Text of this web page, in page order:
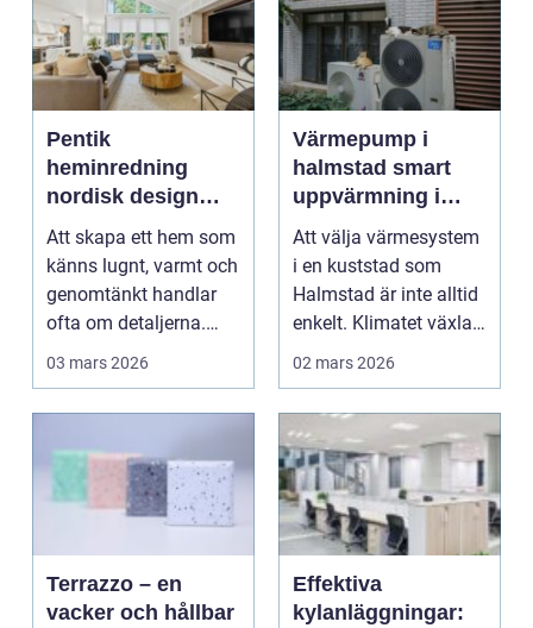
Pentik
heminredning
nordisk design
som gör hemmet
personligt
Att skapa ett hem som
känns lugnt, varmt och
genomtänkt handlar
ofta om detaljerna.
Färger, material...
03 mars 2026
Värmepump i
halmstad smart
uppvärmning i
kustklimat
Att välja värmesystem
i en kuststad som
Halmstad är inte alltid
enkelt. Klimatet växlar
snabbt, vint...
02 mars 2026
Terrazzo – en
vacker och hållbar
Effektiva
kylanläggningar: